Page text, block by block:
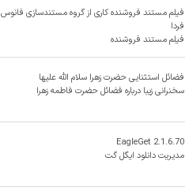
فیلم مستند فروشنده کاری از گروه مستندسازی فانوس
فردا
فیلم مستند فروشنده
فضائل استثنایی حضرت زهرا سلام الله علیها
سخنرانی زیبا درباره فضائل حضرت فاطمه زهرا
EagleGet 2.1.6.70
مدیریت دانلود ایگل گت